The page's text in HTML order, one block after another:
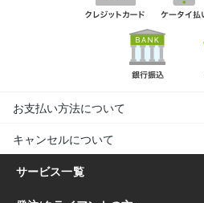
お支払い方法について
キャンセルについて